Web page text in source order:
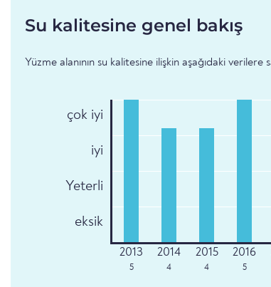
Su kalitesine genel bakış
Yüzme alanının su kalitesine ilişkin aşağıdaki
çok iyi
iyi
Yeterli
eksik
5 4 4 5